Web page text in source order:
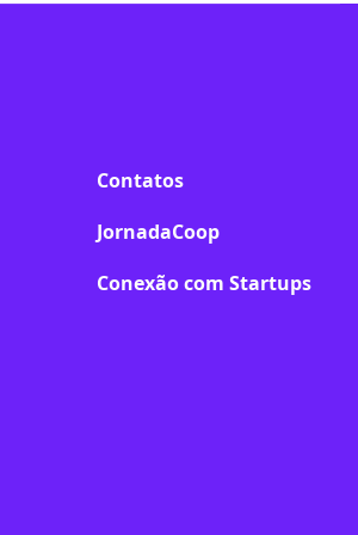
Contatos
JornadaCoop
Conexão com Startups